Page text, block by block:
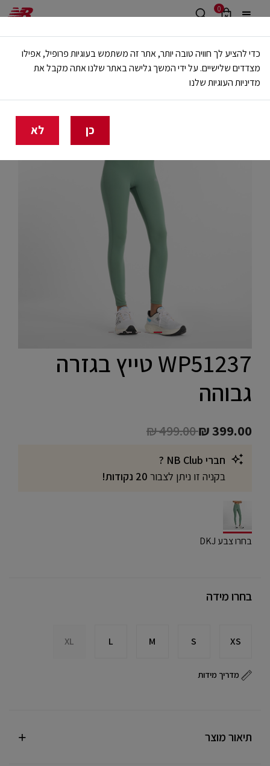
0
משלוח חינם מעל 499 ש"ח
🔥 20% הנחה על כל הביגוד באתר ובחנויות - לזמן מוגבל
בית נשים בגדים מכנסיים ארוכים וטייצים
WP51237 טייץ בגזרה
גבוהה
Price reduced from
₪ 499.00to
₪ 399.00
חברי NB Club ?
בקניה זו ניתן לצבור
selected
בחרו צבע DKJ
בחרו מידה
XS
S
M
L
XL
מדריך מידות
תיאור מוצר
כדי להציע לך חוויה טובה יותר, אתר זה משתמש בעוגיות פרופיל, אפילו
מצדדים שלישיים. על ידי המשך גלישה באתר שלנו אתה מקבל את
מדיניות העוגיות שלנו
כן לא